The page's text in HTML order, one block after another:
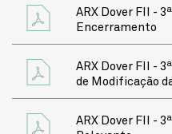
ARX Dover FII -
Encerramento
ARX Dover FII -
de Modificação
ARX Dover FII -